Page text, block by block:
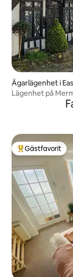
Ägarlägenhet i
Lägenhet på
Populär
Gästfavorit